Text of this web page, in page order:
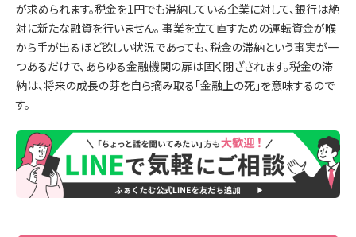
が求められます。税金を1円でも滞納している企業に対して、銀行は絶
対に新たな融資を行いません。 事業を立て直すための運転資金が喉
から手が出るほど欲しい状況であっても、税金の滞納という事実が一
つあるだけで、あらゆる金融機関の扉は固く閉ざされます。税金の滞
納は、将来の成長の芽を自ら摘み取る「金融上の死」を意味するので
す。